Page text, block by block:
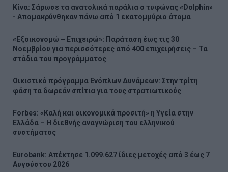
Κίνα: Σάρωσε τα ανατολικά παράλια ο τυφώνας «Dolphin»
- Απομακρύνθηκαν πάνω από 1 εκατομμύριο άτομα
«Εξοικονομώ – Επιχειρώ»: Παράταση έως τις 30
Νοεμβρίου για περισσότερες από 400 επιχειρήσεις – Τα
στάδια του προγράμματος
Οικιστικό πρόγραμμα Ενόπλων Δυνάμεων: Στην τρίτη
φάση τα δωρεάν σπίτια για τους στρατιωτικούς
Forbes: «Καλή και οικονομικά προσιτή» η Υγεία στην
Ελλάδα – Η διεθνής αναγνώριση του ελληνικού
συστήματος
Eurobank: Απέκτησε 1.099.627 ίδιες μετοχές από 3 έως 7
Αυγούστου 2026